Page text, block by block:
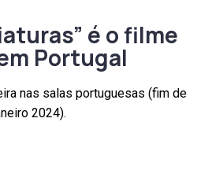
é o filme
Portugal
nas salas portuguesas (fim de
2024).